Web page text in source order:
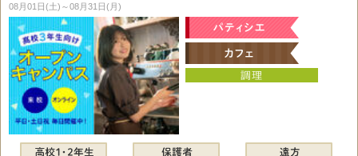
08月01日(土)～08月31日(月)